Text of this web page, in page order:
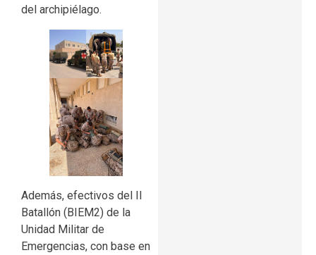
del archipiélago.
Además, efectivos del II
Batallón (BIEM2) de la
Unidad Militar de
Emergencias, con base en